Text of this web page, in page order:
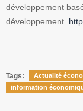
développement
développement.
Tags:
Actualité
information